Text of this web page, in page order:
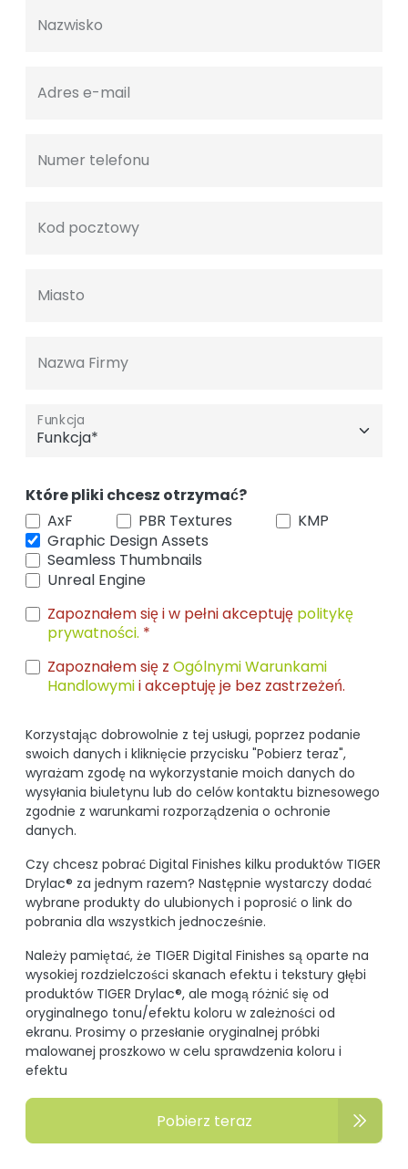
Nazwisko
Adres e-mail
Numer telefonu
Kod pocztowy
Miasto
Nazwa Firmy
Funkcja
Które pliki chcesz otrzymać?
AxF
PBR Textures
KMP
Graphic Design Assets
Seamless Thumbnails
Unreal Engine
Zapoznałem się i w pełni akceptuję politykę
prywatności. *
Zapoznałem się z Ogólnymi Warunkami
Handlowymii akceptuję je bez zastrzeżeń.
Korzystając dobrowolnie z tej usługi, poprzez podanie
swoich danych i kliknięcie przycisku "Pobierz teraz",
wyrażam zgodę na wykorzystanie moich danych do
wysyłania biuletynu lub do celów kontaktu biznesowego
zgodnie z warunkami rozporządzenia o ochronie
danych.
Czy chcesz pobrać Digital Finishes kilku produktów TIGER
Drylac® za jednym razem? Następnie wystarczy dodać
wybrane produkty do ulubionych i poprosić o link do
pobrania dla wszystkich jednocześnie.
Należy pamiętać, że TIGER Digital Finishes są oparte na
wysokiej rozdzielczości skanach efektu i tekstury głębi
produktów TIGER Drylac®, ale mogą różnić się od
oryginalnego tonu/efektu koloru w zależności od
ekranu. Prosimy o przesłanie oryginalnej próbki
malowanej proszkowo w celu sprawdzenia koloru i
efektu
Pobierz teraz